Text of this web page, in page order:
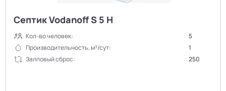
Септик Vodanoff S 5 H
Кол-во человек:
5
Производительность, м³/сут:
1
Залповый сброс:
250